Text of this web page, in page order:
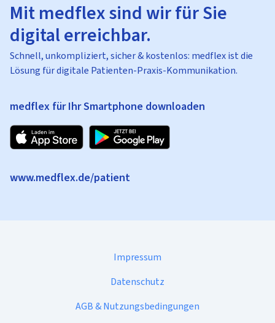
Mit medflex sind wir für Sie
digital erreichbar.
Schnell, unkompliziert, sicher & kostenlos: medflex ist die
Lösung für digitale Patienten-Praxis-Kommunikation.
medflex für Ihr Smartphone downloaden
www.medflex.de/patient
Impressum
Datenschutz
AGB & Nutzungsbedingungen